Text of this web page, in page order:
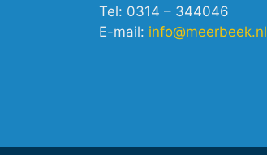
Tel: 0314 – 344046
E-mail: info@meerbeek.nl